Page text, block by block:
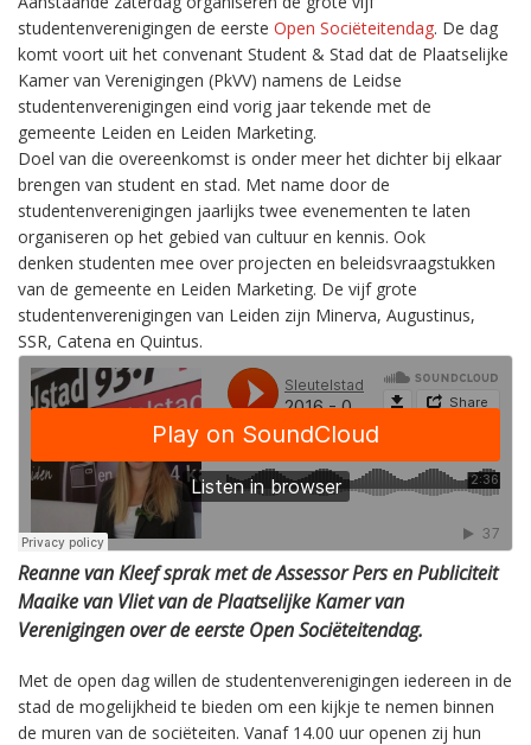
studentenverenigingen de eerste Open Sociëteitendag. De dag
komt voort uit het convenant Student & Stad dat de Plaatselijke
Kamer van Verenigingen (PkVV) namens de Leidse
studentenverenigingen eind vorig jaar tekende met de
gemeente Leiden en Leiden Marketing.
Doel van die overeenkomst is onder meer het dichter bij elkaar
brengen van student en stad. Met name door de
studentenverenigingen jaarlijks twee evenementen te laten
organiseren op het gebied van cultuur en kennis. Ook
denken studenten mee over projecten en beleidsvraagstukken
van de gemeente en Leiden Marketing. De vijf grote
studentenverenigingen van Leiden zijn Minerva, Augustinus,
SSR, Catena en Quintus.
Reanne van Kleef sprak met de Assessor Pers en Publiciteit
Maaike van Vliet van de Plaatselijke Kamer van
Verenigingen over de eerste Open Sociëteitendag.
Met de open dag willen de studentenverenigingen iedereen in de
stad de mogelijkheid te bieden om een kijkje te nemen binnen
de muren van de sociëteiten. Vanaf 14.00 uur openen zij hun